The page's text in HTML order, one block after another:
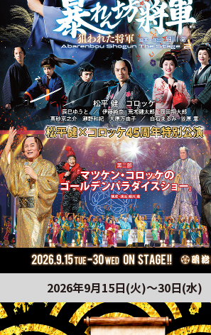
2026年9月15日(火)～30日(水)